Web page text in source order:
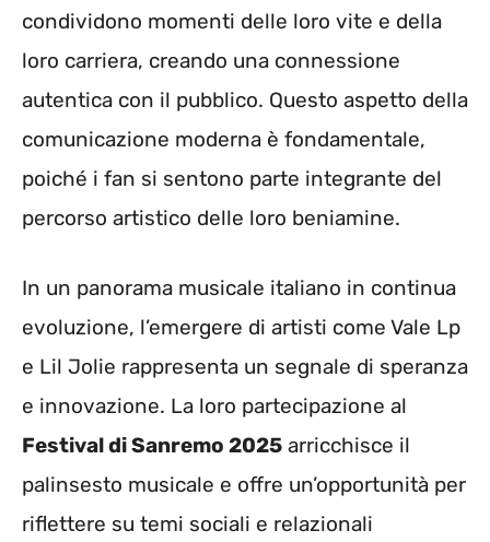
condividono momenti delle loro vite e della
loro carriera, creando una connessione
autentica con il pubblico. Questo aspetto della
comunicazione moderna è fondamentale,
poiché i fan si sentono parte integrante del
percorso artistico delle loro beniamine.
In un panorama musicale italiano in continua
evoluzione, l’emergere di artisti come Vale Lp
e Lil Jolie rappresenta un segnale di speranza
e innovazione. La loro partecipazione al
Festival di Sanremo 2025 arricchisce il
palinsesto musicale e offre un’opportunità per
riflettere su temi sociali e relazionali